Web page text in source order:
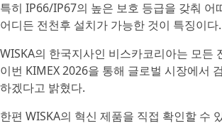
특히 IP66/IP67의 높은 보호 등급을 갖춰
어디든 전천후 설치가 가능한 것이 특징이다.
WISKA의 한국지사인 비스카코리아는 모든
이번 KIMEX 2026을 통해 글로벌 시장에서
하겠다고 밝혔다.
한편 WISKA의 혁신 제품을 직접 확인할 수